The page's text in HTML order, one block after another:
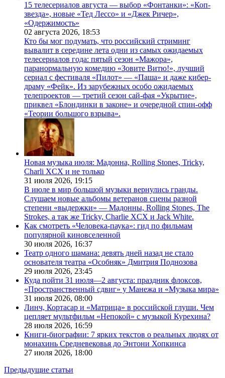
15 телесериалов августа — выбор «Фонтанки»: «Коп-
звезда», новые «Тед Лессо» и «Джек Ричер»,
«Одержимость»
02 августа 2026, 18:53
Кто бы мог подумать, что российский стриминг
вывалит в середине лета одни из самых ожидаемых
телесериалов года: пятый сезон «Мажора»,
паранормальную комедию «Зовите Витю!», лучший
сериал с фестиваля «Пилот» — «Паша» и даже кибер-
драму «Фейк». Из зарубежных особо ожидаемых
телепроектов — третий сезон сай-фая «Укрытие»,
приквел «Блондинки в законе» и очередной спин-офф
«Теории большого взрыва».
Новая музыка июля: Мадонна, Rolling Stones, Tricky,
Charli XCX и не только
31 июля 2026, 19:15
В июле в мир большой музыки вернулись гранды.
Слушаем новые альбомы ветеранов сцены разной
степени «выдержки» — Мадонны, Rolling Stones, The
Strokes, а так же Tricky, Charlie XCX и Jack White.
Как смотреть «Человека-паука»: гид по фильмам
популярной киновселенной
30 июля 2026, 16:37
Театр одного шамана: девять дней назад не стало
основателя театра «Особняк» Дмитрия Поднозова
29 июля 2026, 23:45
Куда пойти 31 июля—2 августа: праздник флоксов,
«Пространственный сдвиг» у Манежа и «Музыка мира»
31 июля 2026, 08:00
Линч, Кортасар и «Матрица» в российской глуши. Чем
цепляет мультфильм «Непокой» с музыкой Курехина?
28 июля 2026, 16:59
Книги-биографии: 7 ярких текстов о реальных людях от
монахинь Средневековья до Энтони Хопкинса
27 июля 2026, 18:00
Предыдущие статьи